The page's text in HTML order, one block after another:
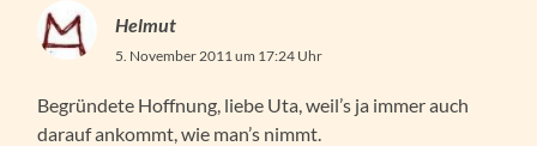
Helmut
5. November 2011 um 17:24 Uhr
Begründete Hoffnung, liebe Uta, weil’s ja immer auch
darauf ankommt, wie man’s nimmt.